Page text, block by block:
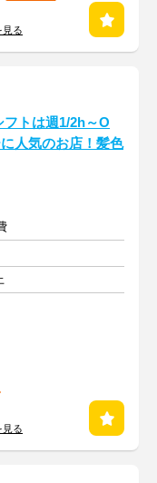
見る
フトは週1/2h～O
人気のお店！髪色
見る